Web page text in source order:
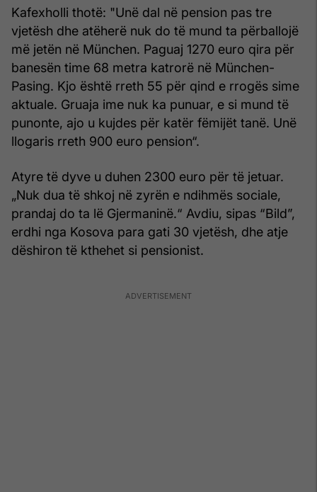
Kafexholli thotë: "Unë dal në pension pas tre
vjetësh dhe atëherë nuk do të mund ta përballojë
më jetën në München. Paguaj 1270 euro qira për
banesën time 68 metra katrorë në München-
Pasing. Kjo është rreth 55 për qind e rrogës sime
aktuale. Gruaja ime nuk ka punuar, e si mund të
punonte, ajo u kujdes për katër fëmijët tanë. Unë
llogaris rreth 900 euro pension“.
Atyre të dyve u duhen 2300 euro për të jetuar.
„Nuk dua të shkoj në zyrën e ndihmës sociale,
prandaj do ta lë Gjermaninë.“ Avdiu, sipas “Bild”,
erdhi nga Kosova para gati 30 vjetësh, dhe atje
dëshiron të kthehet si pensionist.